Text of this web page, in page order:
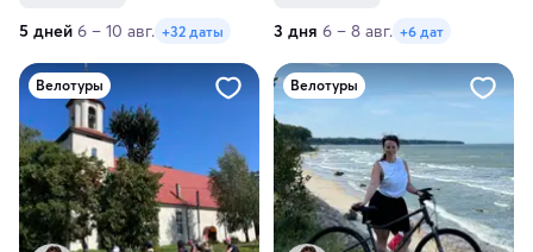
5 дней 6 – 10 авг. +32 даты 3 дня 6 – 8 авг. +6 дат
Велотуры Велотуры